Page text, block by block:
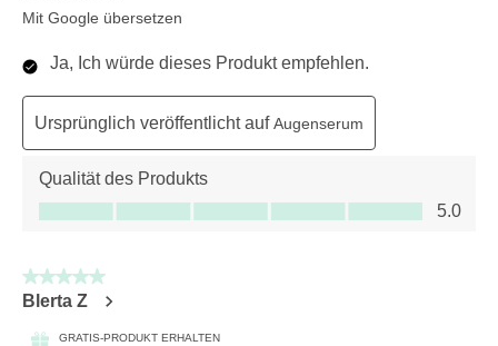
Mit Google übersetzen
Ja, Ich würde dieses Produkt empfehlen.
Ursprünglich veröffentlicht aufAugenserum
Qualität des Produkts
Qualität des Produkts, 5.0 von 5
5.0
5 von 5 Sternen.
Blerta Z
GRATIS-PRODUKT ERHALTEN